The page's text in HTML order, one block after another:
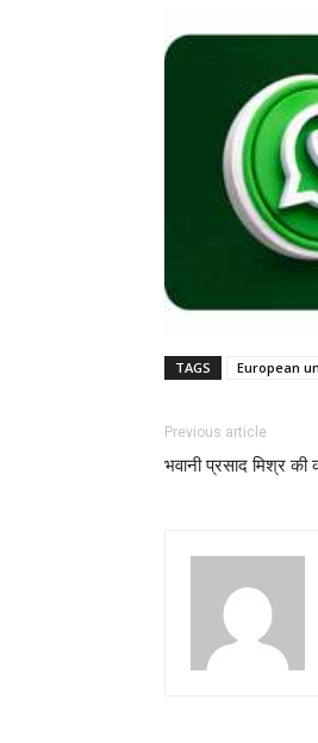
TAGS European
Previous article
भवानी प्रसाद मिश्र की